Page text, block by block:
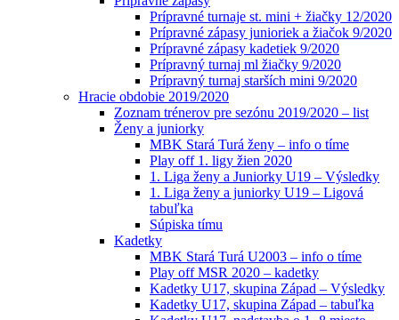
Prípravné turnaje st. mini + žiačky 12/2020
Prípravné zápasy junioriek a žiačok 9/2020
Prípravné zápasy kadetiek 9/2020
Prípravný turnaj ml žiačky 9/2020
Prípravný turnaj starších mini 9/2020
Hracie obdobie 2019/2020
Zoznam trénerov pre sezónu 2019/2020 – list
Ženy a juniorky
MBK Stará Turá ženy – info o tíme
Play off 1. ligy žien 2020
1. Liga ženy a Juniorky U19 – Výsledky
1. Liga ženy a juniorky U19 – Ligová
tabuľka
Súpiska tímu
Kadetky
MBK Stará Turá U2003 – info o tíme
Play off MSR 2020 – kadetky
Kadetky U17, skupina Západ – Výsledky
Kadetky U17, skupina Západ – tabuľka